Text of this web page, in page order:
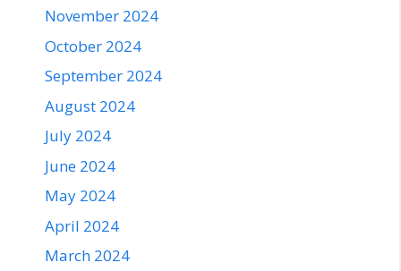
November 2024
October 2024
September 2024
August 2024
July 2024
June 2024
May 2024
April 2024
March 2024